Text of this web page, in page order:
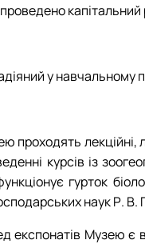
у навчальному
проходять лекційні,
курсів із
гурток
наук Р. В.
експонатів Музею є